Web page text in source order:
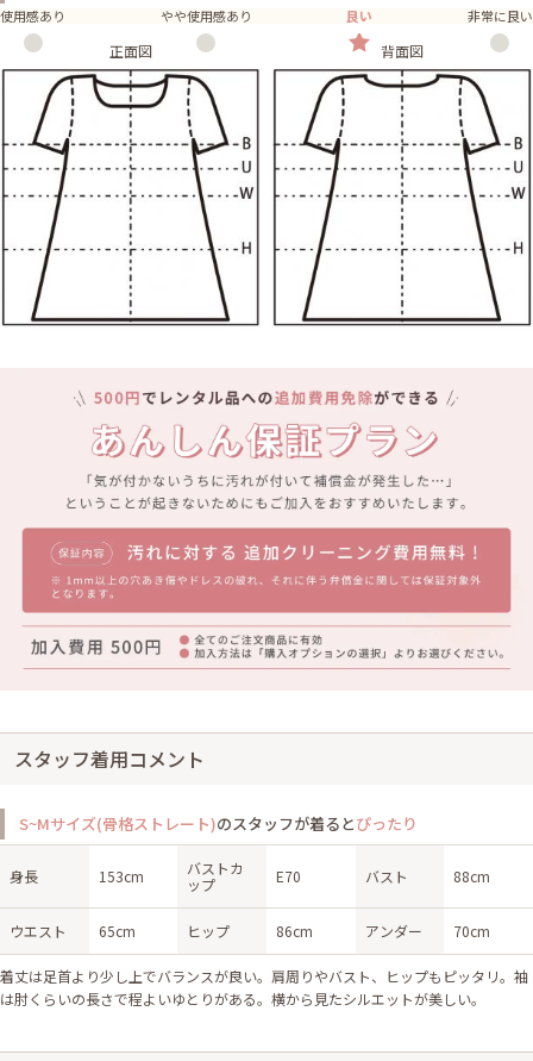
使用感あり やや使用感あり 良い 非常に良い
正面図 背面図
スタッフ着用コメント
S~Mサイズ(骨格ストレート)のスタッフが着るとぴったり
身長 153cm
バストカ
ップ
E70 バスト 88cm
ウエスト 65cm ヒップ 86cm アンダー 70cm
着丈は足首より少し上でバランスが良い。肩周りやバスト、ヒップもピッタリ。袖
は肘くらいの長さで程よいゆとりがある。横から見たシルエットが美しい。